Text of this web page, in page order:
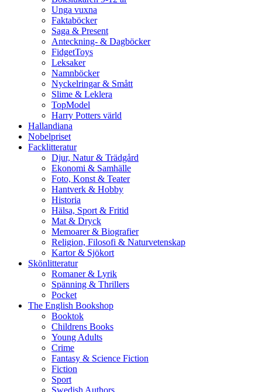
Unga vuxna
Faktaböcker
Saga & Present
Anteckning- & Dagböcker
FidgetToys
Leksaker
Namnböcker
Nyckelringar & Smått
Slime & Leklera
TopModel
Harry Potters värld
Hallandiana
Nobelpriset
Facklitteratur
Djur, Natur & Trädgård
Ekonomi & Samhälle
Foto, Konst & Teater
Hantverk & Hobby
Historia
Hälsa, Sport & Fritid
Mat & Dryck
Memoarer & Biografier
Religion, Filosofi & Naturvetenskap
Kartor & Sjökort
Skönlitteratur
Romaner & Lyrik
Spänning & Thrillers
Pocket
The English Bookshop
Booktok
Childrens Books
Young Adults
Crime
Fantasy & Science Fiction
Fiction
Sport
Swedish Authors